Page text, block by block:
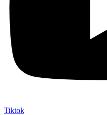
Tiktok